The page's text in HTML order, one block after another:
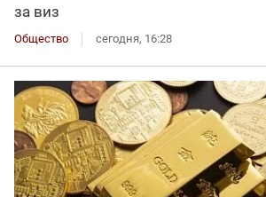
за виз
Общество сегодня, 16:28